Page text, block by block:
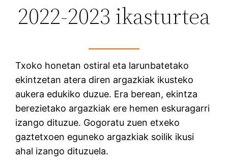
2022-2023 ikasturtea
Txoko honetan ostiral eta larunbatetako
ekintzetan atera diren argazkiak ikusteko
aukera edukiko duzue. Era berean, ekintza
berezietako argazkiak ere hemen eskuragarri
izango dituzue. Gogoratu zuen etxeko
gaztetxoen eguneko argazkiak soilik ikusi
ahal izango dituzuela.